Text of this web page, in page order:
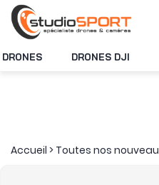
DRONES DRONES DJI
Accueil > Toutes nos